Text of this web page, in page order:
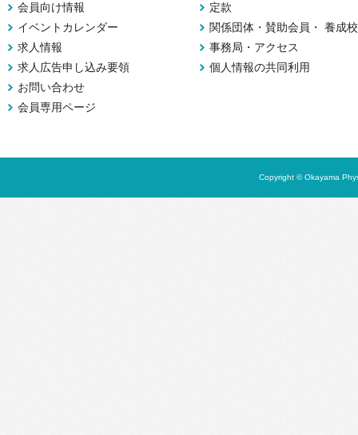
会員向け情報
イベントカレンダー
求人情報
求人広告申し込み要領
お問い合わせ
会員専用ページ
定款
関係団体・賛助会員・ 養成校
事務局・アクセス
個人情報の共同利用
Copyright © Okayama